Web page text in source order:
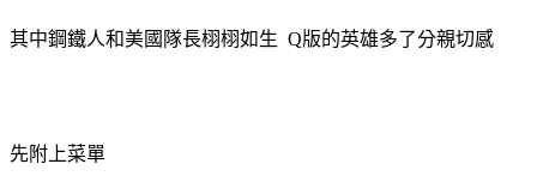
其中鋼鐵人和美國隊長栩栩如生 Q版的英雄多了分親切感
先附上菜單